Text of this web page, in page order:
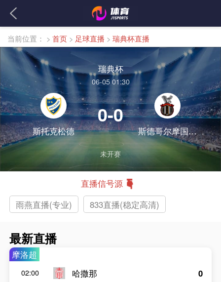
当前位置： > 首页 > 足球直播 > 瑞典杯直播
瑞典杯
06-05 01:30
斯托克松德
0-0
斯德哥尔摩国际俱乐部
未开赛
直播信号源
雨燕直播(专业)
833直播(稳定高清)
最新直播
摩洛超
02:00
哈撒那
0